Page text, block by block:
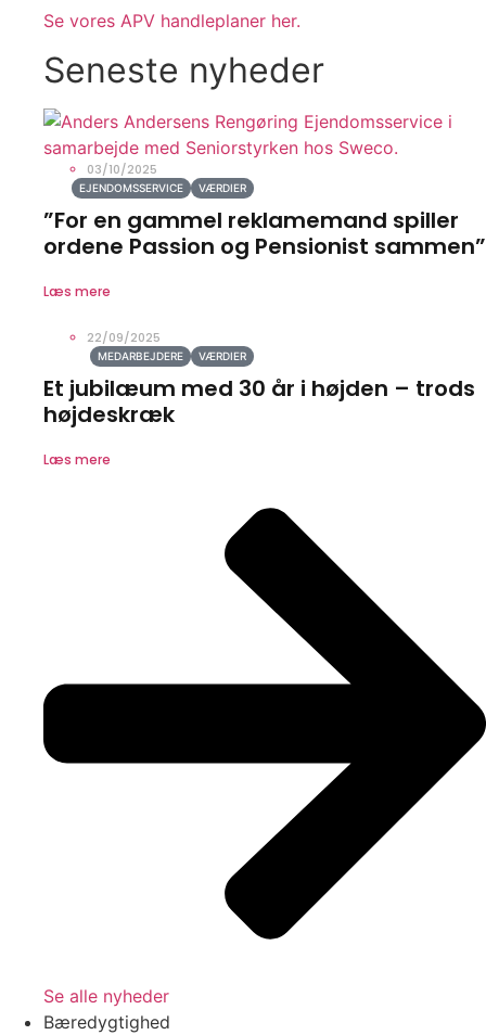
Se vores APV handleplaner her.
Seneste nyheder
03/10/2025
EJENDOMSSERVICE VÆRDIER
”For en gammel reklamemand spiller
ordene Passion og Pensionist sammen”
Læs mere
22/09/2025
MEDARBEJDERE VÆRDIER
Et jubilæum med 30 år i højden – trods
højdeskræk
Læs mere
Se alle nyheder
Bæredygtighed